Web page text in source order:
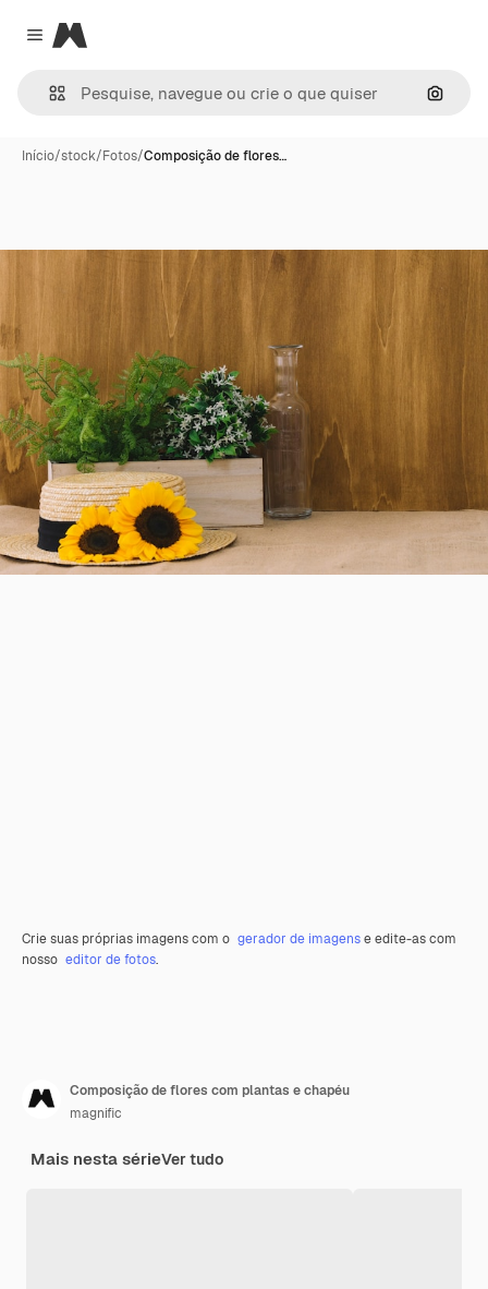
Close menu
Magnific
Início/stock/Fotos/Composição de flores…
Crie suas próprias imagens com o gerador de imagense edite-as com
nosso editor de fotos.
Composição de flores com plantas e chapéu
magnific
Mais nesta sérieVer tudo